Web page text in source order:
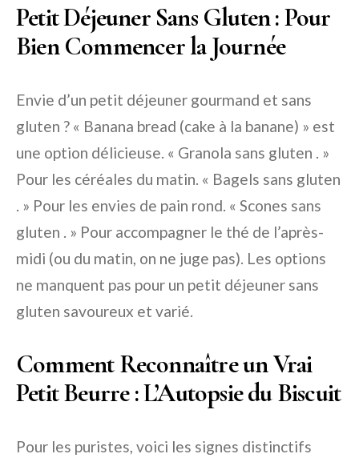
Petit Déjeuner Sans Gluten : Pour
Bien Commencer la Journée
Envie d’un petit déjeuner gourmand et sans
gluten ? « Banana bread (cake à la banane) » est
une option délicieuse. « Granola sans gluten . »
Pour les céréales du matin. « Bagels sans gluten
. » Pour les envies de pain rond. « Scones sans
gluten . » Pour accompagner le thé de l’après-
midi (ou du matin, on ne juge pas). Les options
ne manquent pas pour un petit déjeuner sans
gluten savoureux et varié.
Comment Reconnaître un Vrai
Petit Beurre : L’Autopsie du Biscuit
Pour les puristes, voici les signes distinctifs